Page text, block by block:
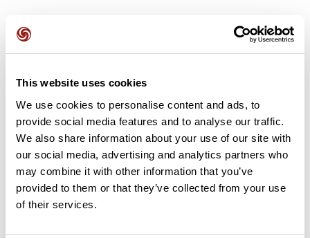
This website uses cookies
We use cookies to personalise content and ads, to
provide social media features and to analyse our traffic.
We also share information about your use of our site with
our social media, advertising and analytics partners who
may combine it with other information that you’ve
provided to them or that they’ve collected from your use
of their services.
Ajouter un avis
Découvrez ce parcours de vélo de 100,2 km à proximité de